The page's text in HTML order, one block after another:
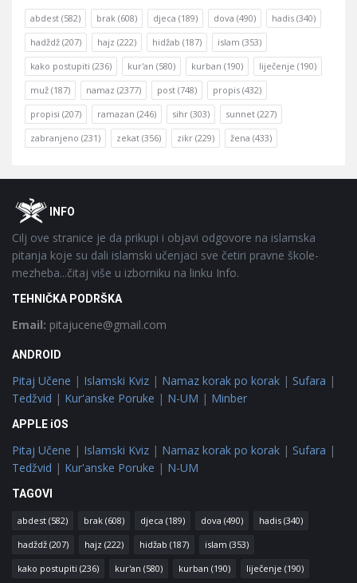
abdest (582) brak (608) djeca (189) dova (490) hadis (340)
hadždž (207) hajz (222) hidžab (187) islam (353)
kako postupiti (236) kur'an (580) kurban (190) liječenje (190)
muž (187) namaz (2377) post (748) propis (432)
propisi (207) ramazan (246) sihr (303) sunnet (227)
zabranjeno (231) zekat (356) zikr (229) žena (433)
FooterOINFO
Cilj ove stranice je da prikupi i objavi odgovore na islamska
pitanja koje su dali islamski učenjaci sve četiri pravne škole-
mezheba...čitaj više u izborniku na linku Info.
TEHNIČKA PODRŠKA
Email: pitajucene@gmail.com
ANDROID
Pitaj Učene | Islamski Kviz | Namaz korak po korak | Sufara |
Tedžvid | Kur'anske Poruke | N-UM | Minber
APPLE iOS
Pitaj Učene | Islamski Kviz | Namaz korak po korak | Sufara |
Tedžvid | Kur'anske Poruke | N-UM
TAGOVI
abdest (582) brak (608) djeca (189) dova (490) hadis (340)
hadždž (207) hajz (222) hidžab (187) islam (353)
kako postupiti (236) kur'an (580) kurban (190) liječenje (190)